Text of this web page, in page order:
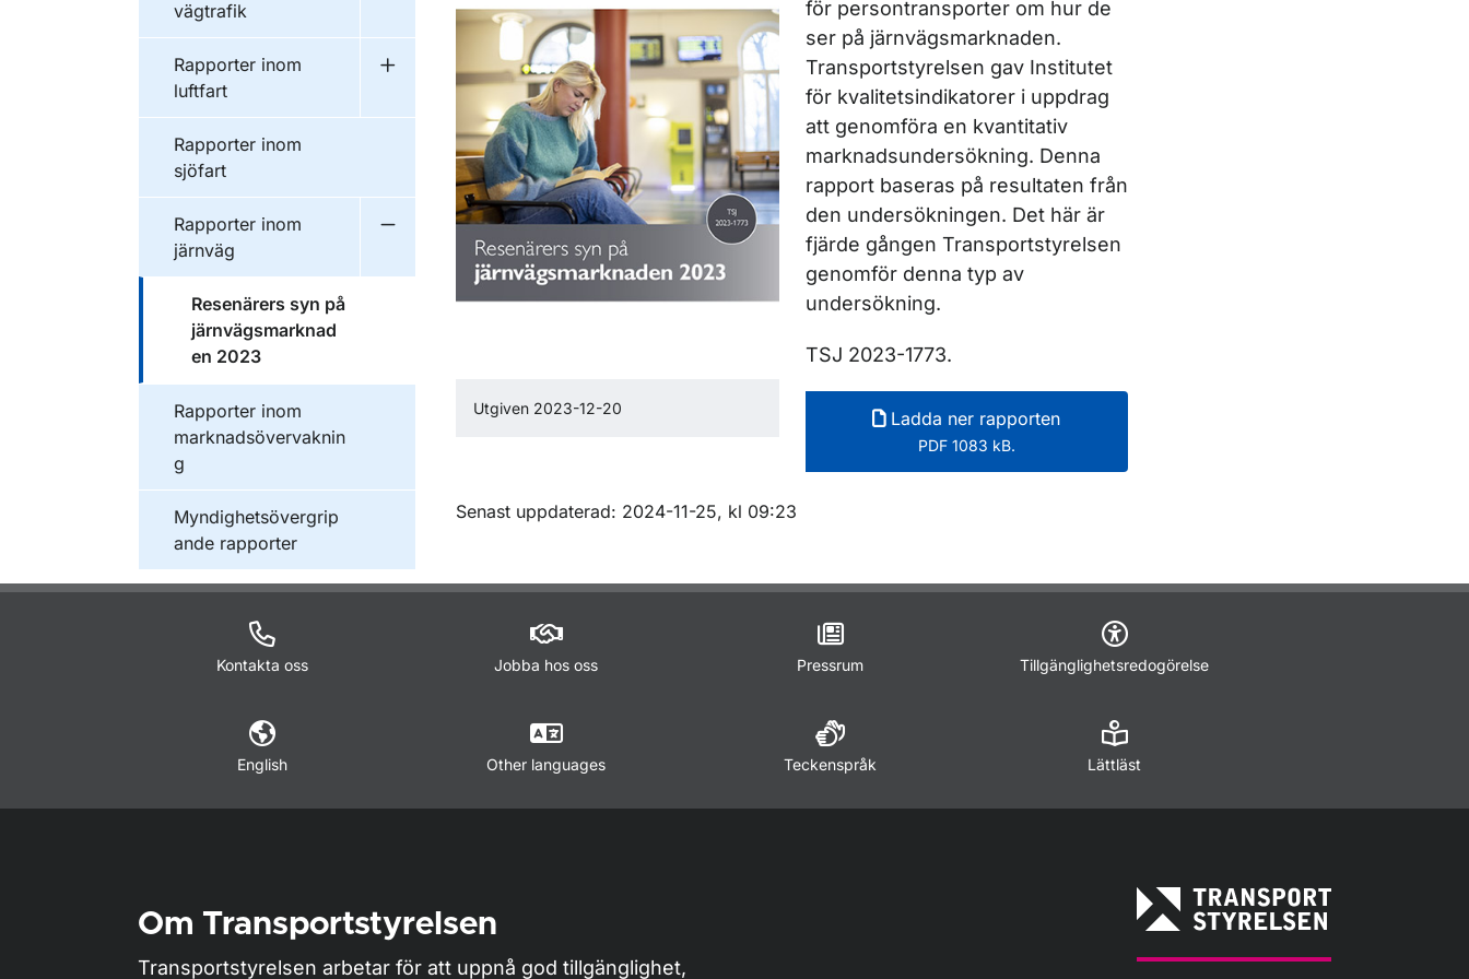
vägtrafik
Publikationer inom
Rapporter inom
luftfart
Undermeny för Rapporter inom luftfart
Publikationer inom
Rapporter inom
sjöfart
Publikationer inom
Rapporter inom
järnväg
Undermeny för Rapporter inom järnväg
Publikationer inom
Resenärers syn på
järnvägsmarknad
en 2023
Publikationer inom
Rapporter inom
marknadsövervaknin
g
Publikationer inom
Myndighetsövergrip
ande rapporter
Utgiven 2023-12-20
för persontransporter om hur de
ser på järnvägsmarknaden.
Transportstyrelsen gav Institutet
för kvalitetsindikatorer i uppdrag
att genomföra en kvantitativ
marknadsundersökning. Denna
rapport baseras på resultaten från
den undersökningen. Det här är
fjärde gången Transportstyrelsen
genomför denna typ av
undersökning.
TSJ 2023-1773.
Ladda ner rapporten
PDF 1083 kB.
Om sidan
Senast uppdaterad: 2024-11-25, kl 09:23
Kontakta oss Jobba hos oss Pressrum Tillgänglighetsredogörelse
English Other languages Teckenspråk Lättläst
Om Transportstyrelsen
Transportstyrelsen arbetar för att uppnå god tillgänglighet,